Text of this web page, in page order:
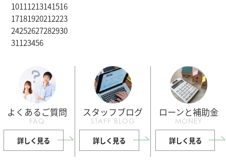
10111213141516
17181920212223
24252627282930
31123456
よくあるご質問
FAQ
詳しく見る
スタッフブログ
STAFF BLOG
詳しく見る
ローンと補助金
MONEY
詳しく見る